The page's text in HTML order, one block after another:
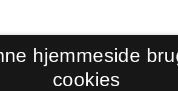
hjemmeside
cookies